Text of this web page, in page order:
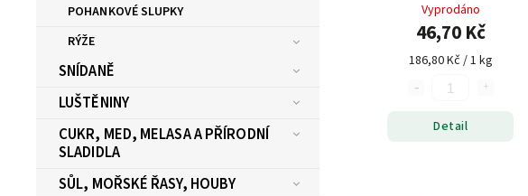
POHANKOVÉ SLUPKY
RÝŽE
SNÍDANĚ
LUŠTĚNINY
CUKR, MED, MELASA A PŘÍRODNÍ
SLADIDLA
SŮL, MOŘSKÉ ŘASY, HOUBY
Vyprodáno
46,70 Kč
186,80 Kč / 1 kg
Detail